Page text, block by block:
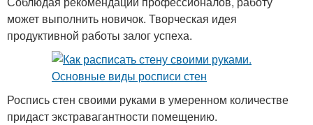
может выполнить новичок. Творческая идея
продуктивной работы залог успеха.
Роспись стен своими руками в умеренном количестве
придаст экстравагантности помещению.